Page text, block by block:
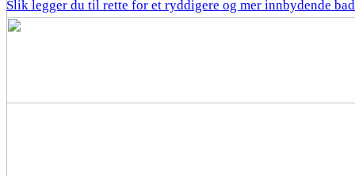
Slik legger du til rette for et ryddigere og mer innbydende bad